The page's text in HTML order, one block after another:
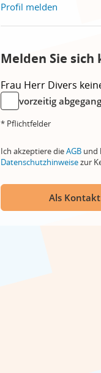
Profil melden
Melden Sie
Frau Herr Divers
vorzeitig
* Pflichtfelder
Ich akzeptiere dieAGB und
Datenschutzhinweisezur
Als